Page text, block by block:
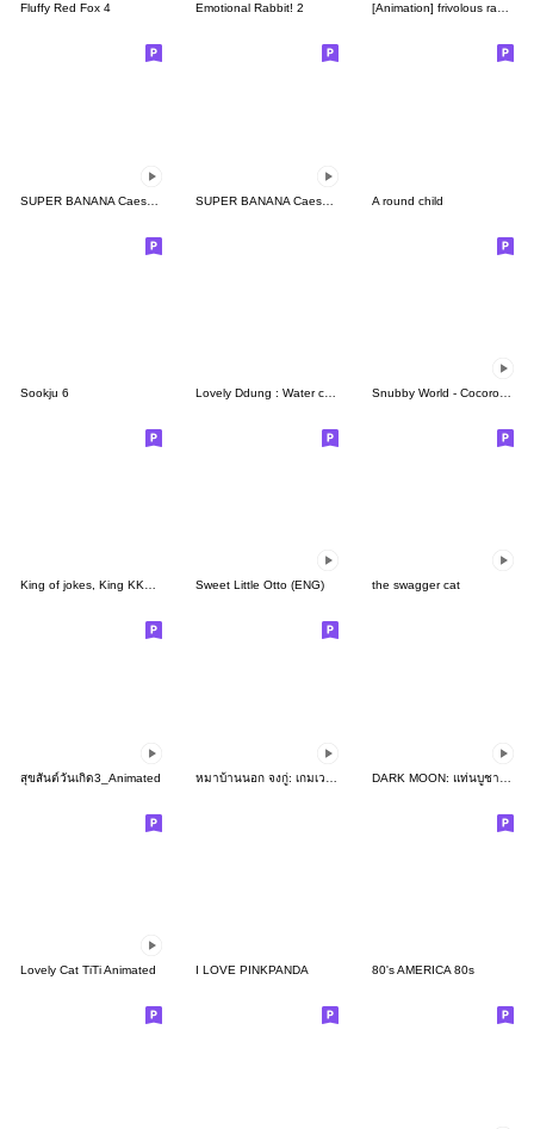
Fluffy Red Fox 4 Emotional Rabbit! 2 [Animation] frivolous rabbit
A round child
Sookju 6 Snubby World - Cocoro Story Ani Ver. 1
King of jokes, King KKomi Sweet Little Otto (ENG) the swagger cat
สุขสันต์วันเกิด3_Animated
Lovely Cat TiTi Animated I LOVE PINKPANDA 80's AMERICA 80s